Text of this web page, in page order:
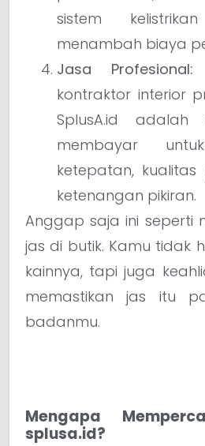
sistem
menambah biaya
Jasa Profesional:
kontraktor interior
SplusA.id adalah
membayar
ketepatan,
ketenangan pikiran.
Anggap saja ini seperti
jas di butik. Kamu tidak
kainnya, tapi juga
memastikan jas itu
badanmu.
Mengapa
splusa.id?